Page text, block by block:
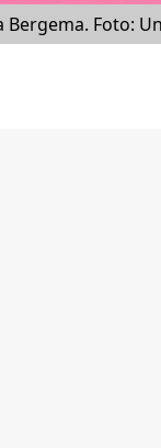
Bergema. Foto: